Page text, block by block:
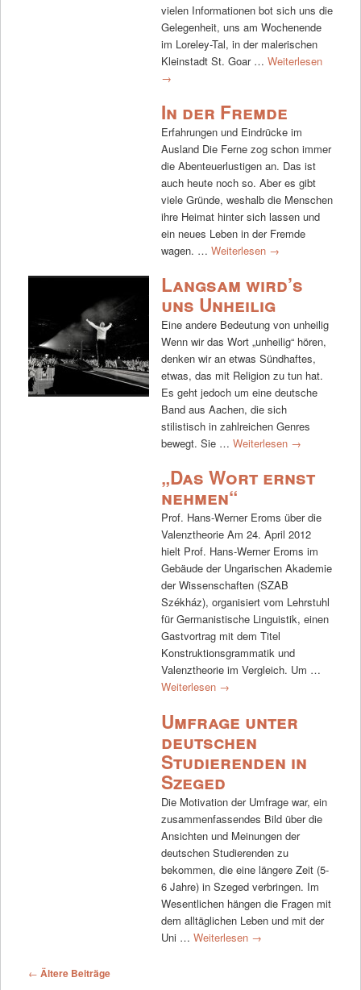
vielen Informationen bot sich uns die
Gelegenheit, uns am Wochenende
im Loreley-Tal, in der malerischen
Kleinstadt St. Goar … Weiterlesen
→
In der Fremde
Erfahrungen und Eindrücke im
Ausland Die Ferne zog schon immer
die Abenteuerlustigen an. Das ist
auch heute noch so. Aber es gibt
viele Gründe, weshalb die Menschen
ihre Heimat hinter sich lassen und
ein neues Leben in der Fremde
wagen. … Weiterlesen →
Langsam wird’s
uns Unheilig
Eine andere Bedeutung von unheilig
Wenn wir das Wort „unheilig“ hören,
denken wir an etwas Sündhaftes,
etwas, das mit Religion zu tun hat.
Es geht jedoch um eine deutsche
Band aus Aachen, die sich
stilistisch in zahlreichen Genres
bewegt. Sie … Weiterlesen →
„Das Wort ernst
nehmen“
Prof. Hans-Werner Eroms über die
Valenztheorie Am 24. April 2012
hielt Prof. Hans-Werner Eroms im
Gebäude der Ungarischen Akademie
der Wissenschaften (SZAB
Székház), organisiert vom Lehrstuhl
für Germanistische Linguistik, einen
Gastvortrag mit dem Titel
Konstruktionsgrammatik und
Valenztheorie im Vergleich. Um …
Weiterlesen →
Umfrage unter
deutschen
Studierenden in
Szeged
Die Motivation der Umfrage war, ein
zusammenfassendes Bild über die
Ansichten und Meinungen der
deutschen Studierenden zu
bekommen, die eine längere Zeit (5-
6 Jahre) in Szeged verbringen. Im
Wesentlichen hängen die Fragen mit
dem alltäglichen Leben und mit der
Uni … Weiterlesen →
Beitrags-Navigation
← Ältere Beiträge